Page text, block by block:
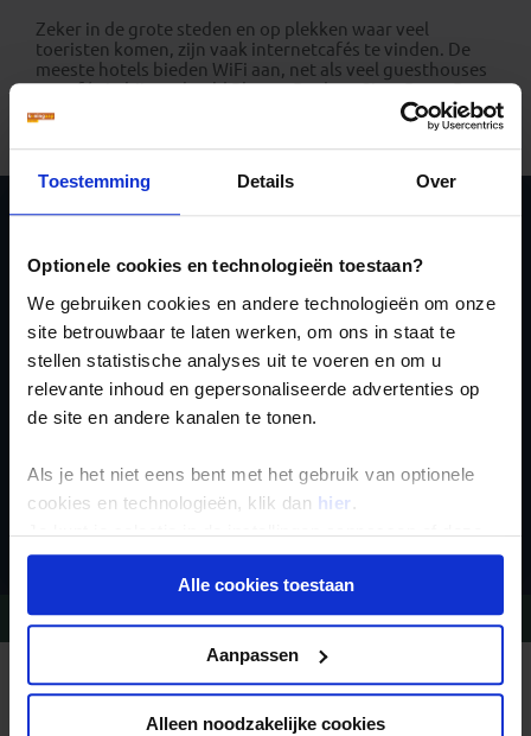
Toestemming Details Over
Optionele cookies en technologieën toestaan?
We gebruiken cookies en andere technologieën om onze
site betrouwbaar te laten werken, om ons in staat te
stellen statistische analyses uit te voeren en om u
relevante inhoud en gepersonaliseerde advertenties op
de site en andere kanalen te tonen.
Als je het niet eens bent met het gebruik van optionele
cookies en technologieën, klik dan hier .
Je kunt je selectie in de instellingen aanpassen of deze
onder aan de pagina op elk gewenst moment voor de
toekomst wijzigen.Alle cookies toestaan
Aanpassen
Alleen noodzakelijke cookies
Zeker in de grote steden en op plekken waar veel
toeristen komen, zijn vaak internetcafés te vinden. De
meeste hotels bieden WiFi aan, net als veel guesthouses
en cafés in bijvoorbeeld Phnom Penh en Siem Reap. De
internetverbindingen variëren van behoorlijk snel tot
zeer traag en zijn vaak minder stabiel dan in Europa.
Ja, ik meld me aan
voor de wekelijkse
nieuwsbrief
Inschrijven
Vragen?Bel 09-234 13 11
REIZEN MET KONING AAP
Waarom Koning Aap?
Bestemmingen